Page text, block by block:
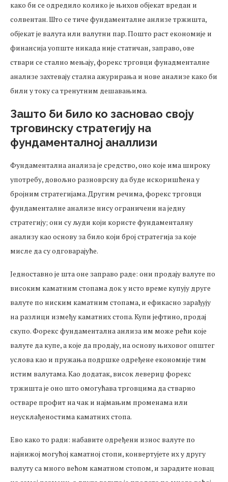
како би се одредило колико је њихов објекат вредан и
солвентан. Што се тиче фундаменталне анлизе тржишта,
објекат је валута или валутни пар. Пошто раст економије и
финансија уопште никада није статичан, заправо, ове
ствари се стално мењају, форекс трговци фунадменталне
анализе захтевају стална ажурирања и нове анализе како би
били у току са тренутним дешавањима.
Зашто би било ко засновао своју
трговинску стратегију на
фундаменталној аналлизи
Фундаментална анализа је средство, оно које има широку
употребу, довољно разноврсну да буде искоришћена у
бројним стратегијама. Другим речима, форекс трговци
фундаменталне анализе нису ограничени на једну
стратегију; они су људи који користе фундаменталну
анализу као основу за било који број стратегија за које
мисле да су одговарајуће.
Једноставно је шта оне заправо раде: они продају валуте по
високим каматним стопама док у исто време купују друге
валуте по ниским каматним стопама, и ефикасно зарађују
на разлици између каматних стопа. Купи јефтино, продај
скупо. Форекс фундаментална анлиза им може рећи које
валуте да купе, а које да продају, на основу њиховог општег
услова као и пружања подршке одређене економије тим
истим валутама. Као додатак, висок левериџ форекс
тржишта је оно што омогућава трговцима да стварно
остваре профит на чак и најмањим променама или
неусклађеностима каматних стопа.
Ево како то ради: набавите одређени износ валуте по
најнижој могућој каматној стопи, конвертујете их у другу
валуту са много већом каматном стопом, и зарадите новац